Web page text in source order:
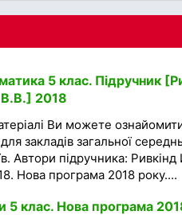
5 клас. Підручник
2018
Ви можете
закладів загальної
Автори підручника:
Нова програма 2018 року....
5 клас. Нова програма